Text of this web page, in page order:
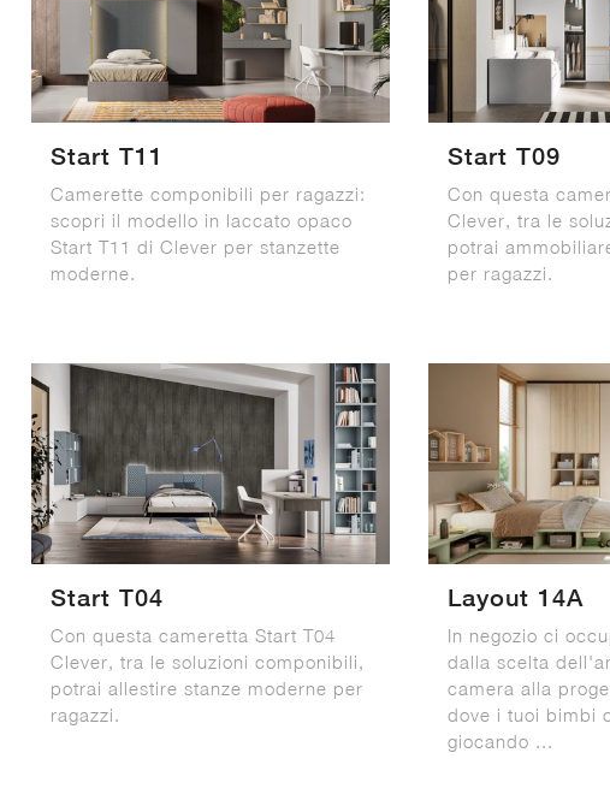
Start T11
Camerette componibili per ragazzi:
scopri il modello in laccato opaco
Start T11 di Clever per stanzette
moderne.
Start T09
Con questa
Clever, tra le
potrai
per ragazzi.
Start T04
Con questa cameretta Start T04
Clever, tra le soluzioni componibili,
potrai allestire stanze moderne per
ragazzi.
Layout 14A
In negozio ci
dalla scelta
camera alla
dove i tuoi bimbi
giocando ...